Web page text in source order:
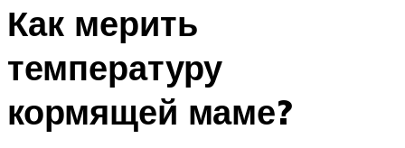
Как мерить
температуру
кормящей маме?